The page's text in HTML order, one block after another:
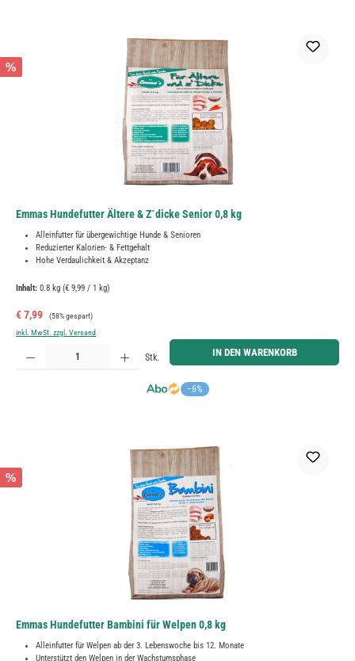
%
Emmas Hundefutter Ältere & Z´dicke Senior 0,8 kg
Alleinfutter für übergewichtige Hunde & Senioren
Reduzierter Kalorien- & Fettgehalt
Hohe Verdaulichkeit & Akzeptanz
Inhalt: 0.8 kg (€ 9,99 / 1 kg)
Verkaufspreis:
€ 7,99 Regulärer Preis:
(58% gespart)
inkl. MwSt. zzgl. Versand
−6%
Produkt Anzahl: Gib den gewünschten Wert ein oder benutze die Schaltflächen um die Anzahl zu
Stk. IN DEN WARENKORB
%
Emmas Hundefutter Bambini für Welpen 0,8 kg
Alleinfutter für Welpen ab der 3. Lebenswoche bis 12. Monate
Unterstützt den Welpen in der Wachstumsphase